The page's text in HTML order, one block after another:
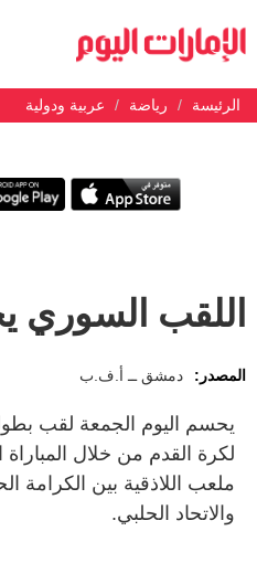
الرئيسة رياضة عربية ودولية
اللقب السوري
المصدر: دمشق ــ أ.ف.ب
يحسم اليوم الجمعة لقب
لكرة القدم من خلال
ملعب اللاذقية بين الكرامة
والاتحاد الحلبي.